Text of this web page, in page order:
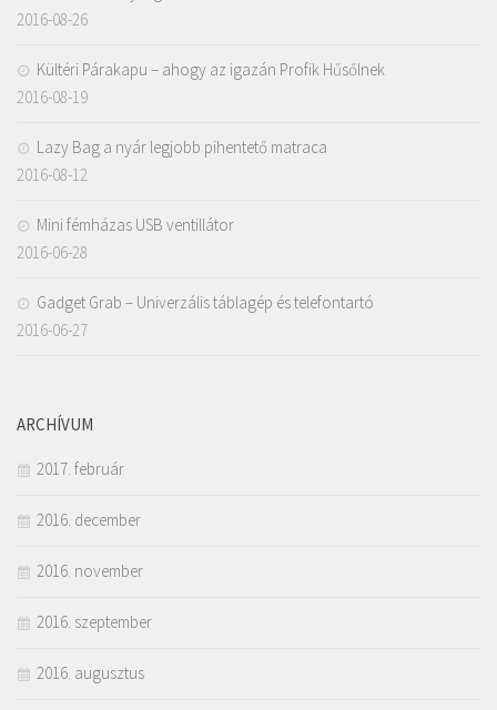
2016-08-26
Kültéri Párakapu – ahogy az igazán Profik Hűsőlnek
2016-08-19
Lazy Bag a nyár legjobb pihentető matraca
2016-08-12
Mini fémházas USB ventillátor
2016-06-28
Gadget Grab – Univerzális táblagép és telefontartó
2016-06-27
ARCHÍVUM
2017. február
2016. december
2016. november
2016. szeptember
2016. augusztus